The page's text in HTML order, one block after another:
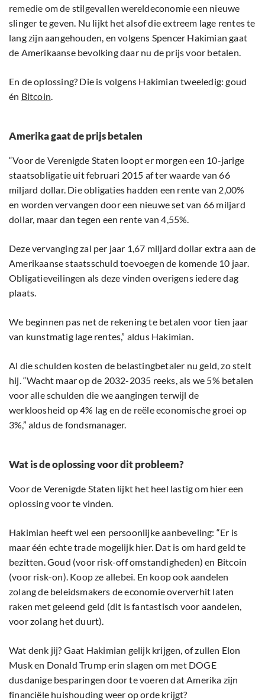
remedie om de stilgevallen wereldeconomie een nieuwe
slinger te geven. Nu lijkt het alsof die extreem lage rentes te
lang zijn aangehouden, en volgens Spencer Hakimian gaat
de Amerikaanse bevolking daar nu de prijs voor betalen.
En de oplossing? Die is volgens Hakimian tweeledig: goud
én Bitcoin.
Amerika gaat de prijs betalen
“Voor de Verenigde Staten loopt er morgen een 10-jarige
staatsobligatie uit februari 2015 af ter waarde van 66
miljard dollar. Die obligaties hadden een rente van 2,00%
en worden vervangen door een nieuwe set van 66 miljard
dollar, maar dan tegen een rente van 4,55%.
Deze vervanging zal per jaar 1,67 miljard dollar extra aan de
Amerikaanse staatsschuld toevoegen de komende 10 jaar.
Obligatieveilingen als deze vinden overigens iedere dag
plaats.
We beginnen pas net de rekening te betalen voor tien jaar
van kunstmatig lage rentes,” aldus Hakimian.
Al die schulden kosten de belastingbetaler nu geld, zo stelt
hij. “Wacht maar op de 2032-2035 reeks, als we 5% betalen
voor alle schulden die we aangingen terwijl de
werkloosheid op 4% lag en de reële economische groei op
3%,” aldus de fondsmanager.
Wat is de oplossing voor dit probleem?
Voor de Verenigde Staten lijkt het heel lastig om hier een
oplossing voor te vinden.
Hakimian heeft wel een persoonlijke aanbeveling: “Er is
maar één echte trade mogelijk hier. Dat is om hard geld te
bezitten. Goud (voor risk-off omstandigheden) en Bitcoin
(voor risk-on). Koop ze allebei. En koop ook aandelen
zolang de beleidsmakers de economie oververhit laten
raken met geleend geld (dit is fantastisch voor aandelen,
voor zolang het duurt).
Wat denk jij? Gaat Hakimian gelijk krijgen, of zullen Elon
Musk en Donald Trump erin slagen om met DOGE
dusdanige besparingen door te voeren dat Amerika zijn
financiële huishouding weer op orde krijgt?